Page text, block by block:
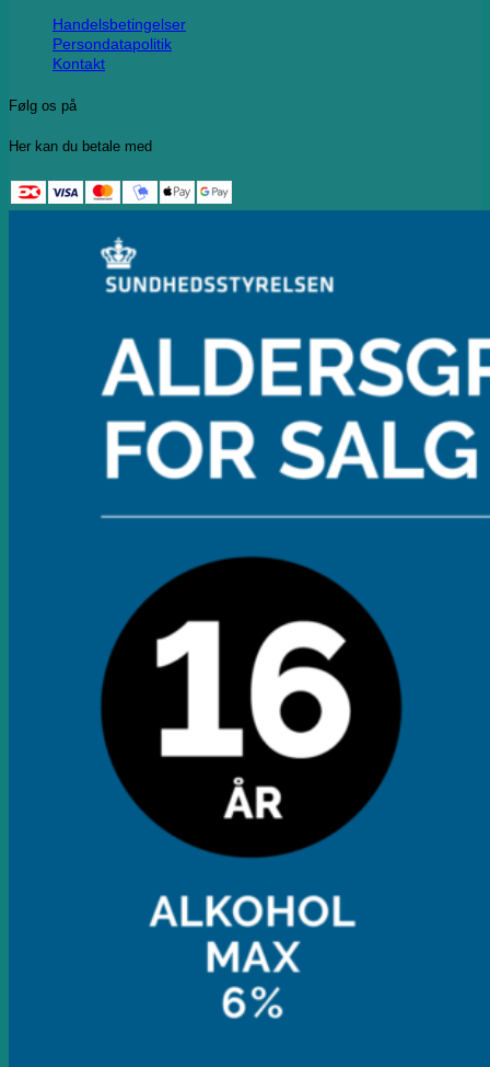
Handelsbetingelser
Persondatapolitik
Kontakt
Følg os på
Her kan du betale med